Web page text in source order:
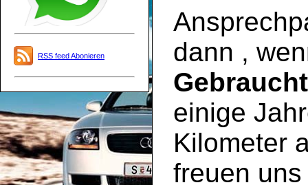
RSS feed Abonieren
dann ,
einige
Kilometer
freuen